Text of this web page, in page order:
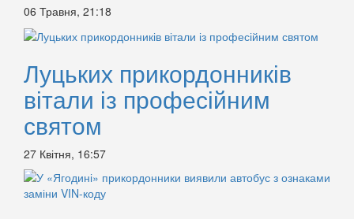
06 Травня, 21:18
Луцьких прикордонників
вітали із професійним
святом
27 Квітня, 16:57